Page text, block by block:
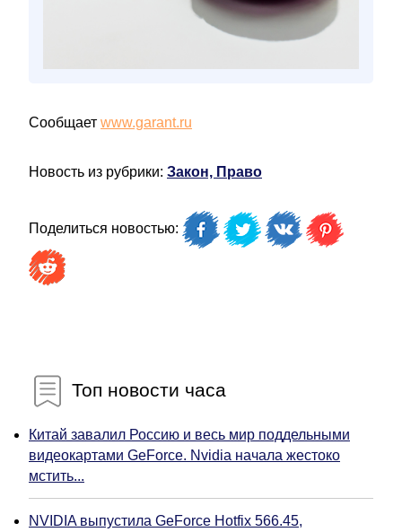
Сообщает www.garant.ru
Новость из рубрики: Закон, Право
Поделиться новостью:
Топ новости часа
Китай завалил Россию и весь мир поддельными
видеокартами GeForce. Nvidia начала жестоко
мстить...
NVIDIA выпустила GeForce Hotfix 566.45,